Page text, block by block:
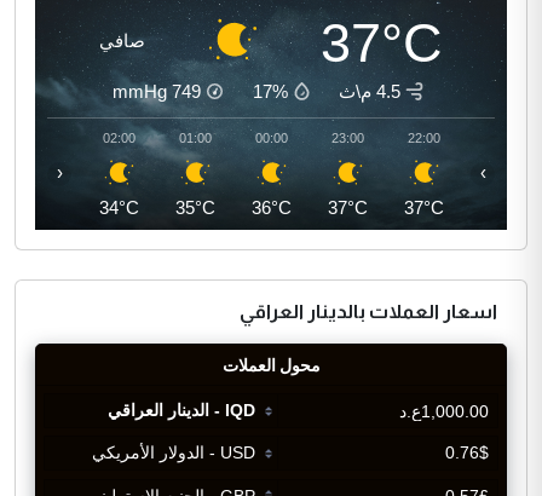
37°C صافي
4.5 م\ث 17%
749
mmHg
22:00
37°C
23:00
37°C
00:00
36°C
01:00
35°C
02:00
34°C
‹ ›
اسعار العملات بالدينار العراقي